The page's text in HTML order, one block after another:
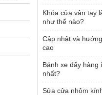
Khóa cửa vân tay
như thế nào?
Cập nhật và
cao
Bánh xe đẩy hàng
nhất?
Sửa cửa nhôm